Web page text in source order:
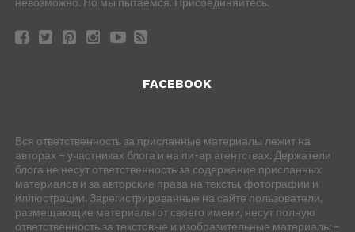
FACEBOOK
Вся ответственность за присланные материалы лежит на
авторах – участниках блога и на пи-ар агентствах. Держатели
блога не несут ответственность за содержание присланных
материалов и за авторские права на тексты, фотографии и
иллюстрации. Зарегистрированные на сайте пользователи,
размещающие материалы от своего имени, несут полную
ответственность за текстовые и изобразительные материалы –